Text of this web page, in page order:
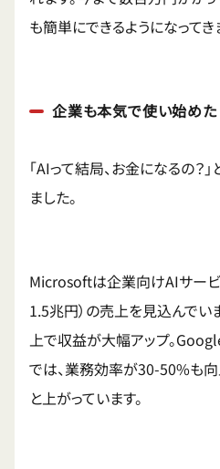
も簡単にできるようになってき
企業も本気で使い始めた
「AIって結局、お金になるの？
ました。
Microsoftは企業向けAIサービ
1.5兆円）の売上を見込んでい
上で収益が大幅アップ。
では、業務効率が30-50%も
と上がっています。